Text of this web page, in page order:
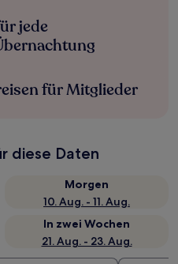
jede
für Mitglieder
diese Daten
Morgen
10. Aug. - 11. Aug.
In zwei Wochen
21. Aug. - 23. Aug.